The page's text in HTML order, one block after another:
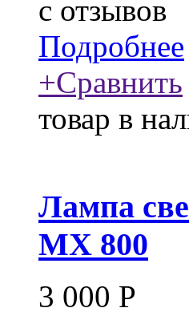
c отзывов
Подробнее
+Сравнить
товар в
Лампа
MX 800
3 000 Р